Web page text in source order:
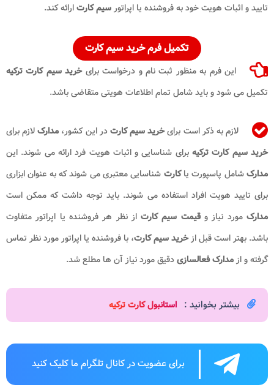
تایید و اثبات هویت خود به فروشنده یا اپراتورسیم کارتارائه کند.
تکمیل فرم خرید سیم کارت
این فرم به منظور ثبت نام و درخواست برای خرید سیم کارت ترکیه
تکمیل می شود و باید شامل تمام اطلاعات هویتی متقاضی باشد.
لازم به ذکر است برایخرید سیم کارتدر این کشور، مدارکلازم برای
خرید سیم کارت ترکیهبرای شناسایی و اثبات هویت فرد ارائه می شوند. این
مدارکشامل پاسپورت یاکارت شناسایی معتبری می شوند که به عنوان ابزاری
برای تایید هویت افراد استفاده می شوند. باید توجه داشت که ممکن است
مدارکمورد نیاز وقیمت سیم کارتاز نظر هر فروشنده یا اپراتور متفاوت
باشد. بهتر است قبل ازخرید سیم کارت، با فروشنده یا اپراتور مورد نظر تماس
گرفته و ازمدارک فعالسازیدقیق مورد نیاز آن ها مطلع شد.
بیشتر بخوانید : استانبول کارت ترکیه​
برای عضویت در کانال تلگرام ما کلیک کنید